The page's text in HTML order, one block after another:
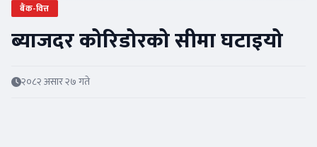
बैंक-वित्त
ब्याजदर कोरिडोरको सीमा घटाइयो
२०८२ असार २७ गते